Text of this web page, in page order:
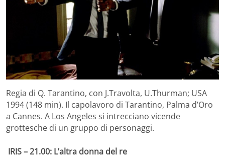
Regia di Q. Tarantino, con J.Travolta, U.Thurman; USA
1994 (148 min). Il capolavoro di Tarantino, Palma d’Oro
a Cannes. A Los Angeles si intrecciano vicende
grottesche di un gruppo di personaggi.
IRIS – 21.00: L’altra donna del re